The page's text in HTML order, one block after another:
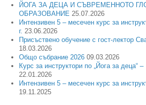
ЙОГА ЗА ДЕЦА И СЪВРЕМЕННОТО
ОБРАЗОВАНИЕ 25.07.2026
Интензивен 5 – месечен курс за
г. 23.06.2026
Присъствено обучение с гост-лектор
18.03.2026
Общо събрание 2026 09.03.2026
Курс за инструктори по „Йога за деца“
22.01.2026
Интензивен 5 – месечен курс за
19.11.2025